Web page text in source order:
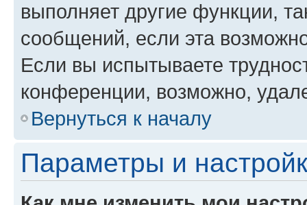
выполняет другие функции,
сообщений, если эта
Если вы испытываете
конференции, возможно,
Вернуться к началу
Параметры и